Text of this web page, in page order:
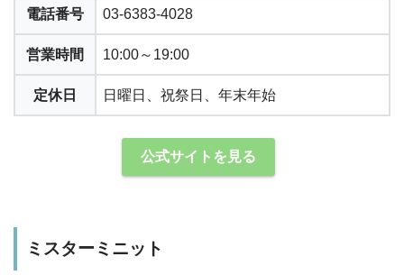
電話番号 03-6383-4028
営業時間 10:00～19:00
定休日 日曜日、祝祭日、年末年始
公式サイトを見る
ミスターミニット